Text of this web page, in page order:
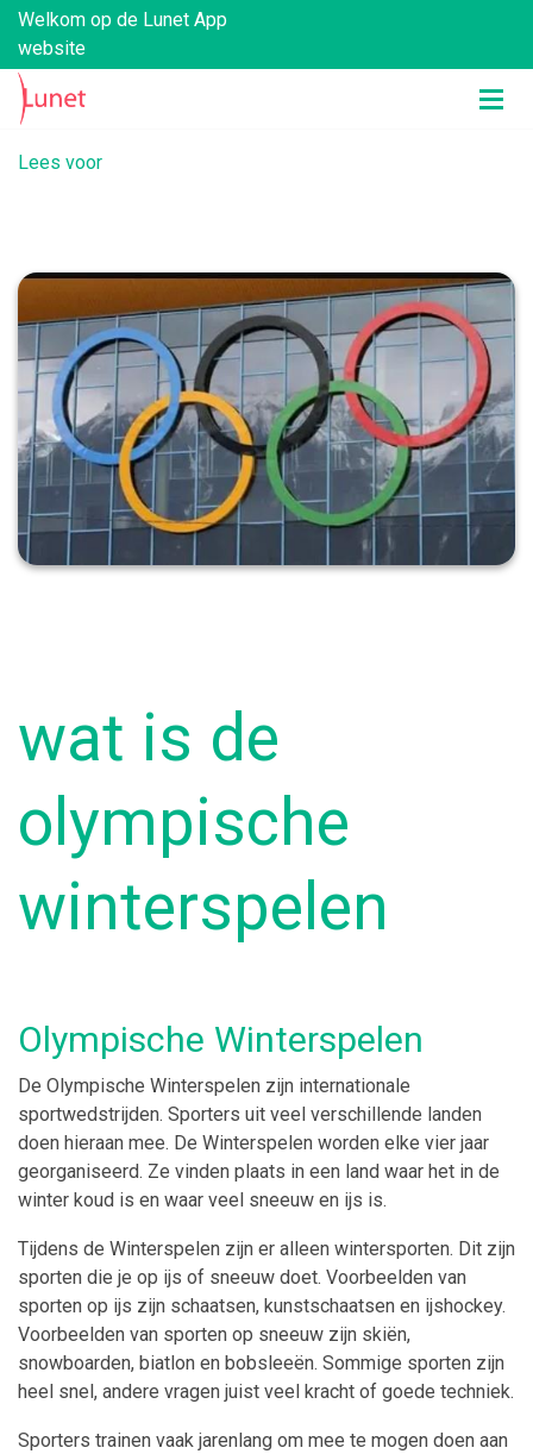
Welkom op de Lunet App
website
Lees voor
wat is de
olympische
winterspelen
Olympische Winterspelen
De Olympische Winterspelen zijn internationale
sportwedstrijden. Sporters uit veel verschillende landen
doen hieraan mee. De Winterspelen worden elke vier jaar
georganiseerd. Ze vinden plaats in een land waar het in de
winter koud is en waar veel sneeuw en ijs is.
Tijdens de Winterspelen zijn er alleen wintersporten. Dit zijn
sporten die je op ijs of sneeuw doet. Voorbeelden van
sporten op ijs zijn schaatsen, kunst­schaatsen en ijshockey.
Voorbeelden van sporten op sneeuw zijn skiën,
snowboarden, biatlon en bobsleeën. Sommige sporten zijn
heel snel, andere vragen juist veel kracht of goede techniek.
Sporters trainen vaak jarenlang om mee te mogen doen aan